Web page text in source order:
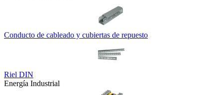
Conducto de cableado y cubiertas de repuesto
Riel DIN
Energía Industrial